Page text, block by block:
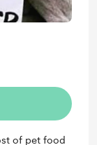
of pet food